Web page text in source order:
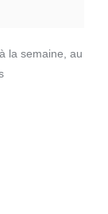
la semaine, au